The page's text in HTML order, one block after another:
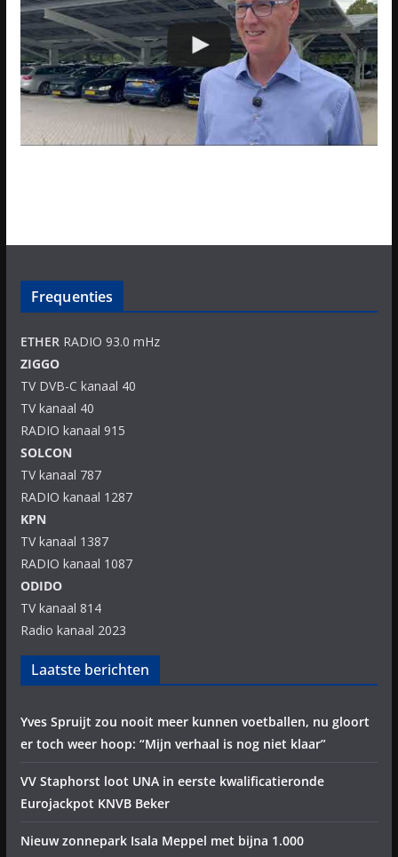
Frequenties
ETHERRADIO 93.0 mHz
ZIGGO
TV DVB-C kanaal 40
TV kanaal 40
RADIO kanaal 915
SOLCON
TV kanaal 787
RADIO kanaal 1287
KPN
TV kanaal 1387
RADIO kanaal 1087
ODIDO
TV kanaal 814
Radio kanaal 2023
Laatste berichten
Yves Spruijt zou nooit meer kunnen voetballen, nu gloort
er toch weer hoop: “Mijn verhaal is nog niet klaar”
VV Staphorst loot UNA in eerste kwalificatieronde
Eurojackpot KNVB Beker
Nieuw zonnepark Isala Meppel met bijna 1.000